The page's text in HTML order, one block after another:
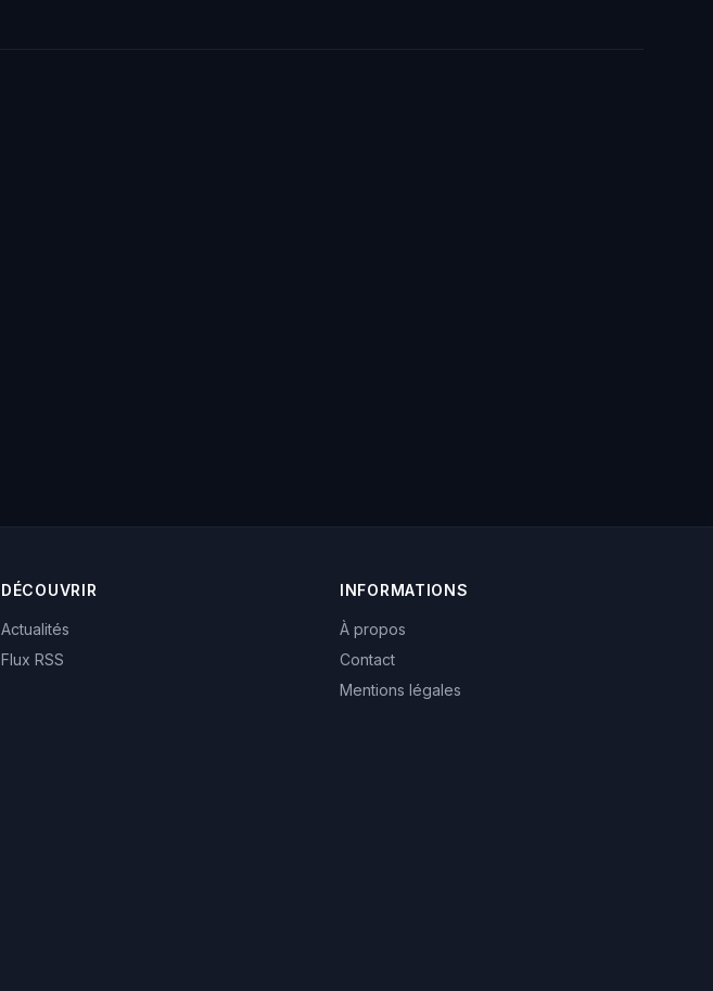
DÉCOUVRIR
Actualités
Flux RSS
INFORMATIONS
À propos
Contact
Mentions légales